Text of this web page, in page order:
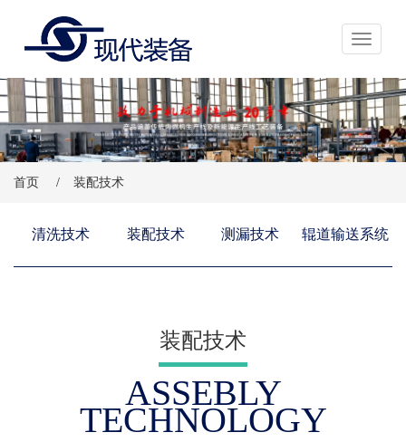
展开导航
首页 / 装配技术
清洗技术 装配技术 测漏技术 辊道输送系统
装配技术
ASSEBLY
TECHNOLOGY